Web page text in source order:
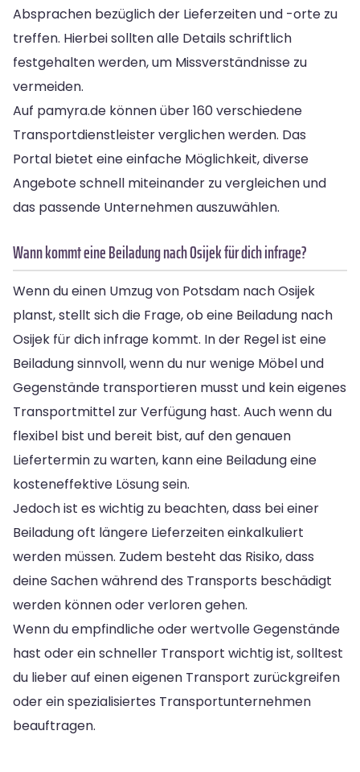
Absprachen bezüglich der Lieferzeiten und -orte zu
treffen. Hierbei sollten alle Details schriftlich
festgehalten werden, um Missverständnisse zu
vermeiden.
Auf pamyra.de können über 160 verschiedene
Transportdienstleister verglichen werden. Das
Portal bietet eine einfache Möglichkeit, diverse
Angebote schnell miteinander zu vergleichen und
das passende Unternehmen auszuwählen.
Wann kommt eine Beiladung nach Osijek für dich infrage?
Wenn du einen Umzug von Potsdam nach Osijek
planst, stellt sich die Frage, ob eine Beiladung nach
Osijek für dich infrage kommt. In der Regel ist eine
Beiladung sinnvoll, wenn du nur wenige Möbel und
Gegenstände transportieren musst und kein eigenes
Transportmittel zur Verfügung hast. Auch wenn du
flexibel bist und bereit bist, auf den genauen
Liefertermin zu warten, kann eine Beiladung eine
kosteneffektive Lösung sein.
Jedoch ist es wichtig zu beachten, dass bei einer
Beiladung oft längere Lieferzeiten einkalkuliert
werden müssen. Zudem besteht das Risiko, dass
deine Sachen während des Transports beschädigt
werden können oder verloren gehen.
Wenn du empfindliche oder wertvolle Gegenstände
hast oder ein schneller Transport wichtig ist, solltest
du lieber auf einen eigenen Transport zurückgreifen
oder ein spezialisiertes Transportunternehmen
beauftragen.